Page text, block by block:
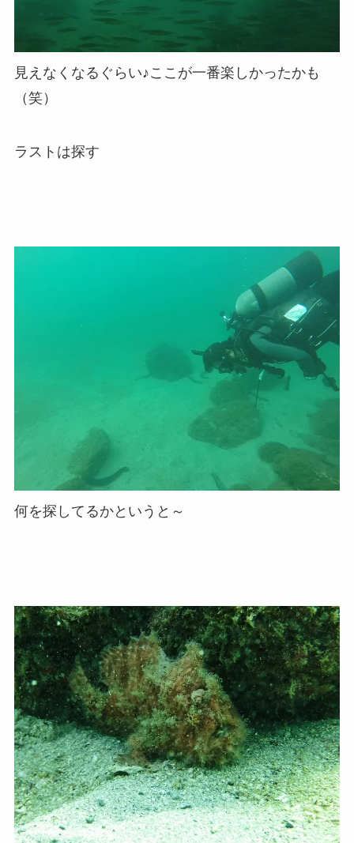
見えなくなるぐらい♪ここが一番楽しかったかも
（笑）
ラストは探す
何を探してるかというと～